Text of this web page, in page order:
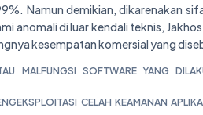
Namun demikian, dikarenakan
anomali di luar kendali teknis,
kesempatan komersial yang
MALFUNGSI SOFTWARE YANG
CELAH KEAMANAN